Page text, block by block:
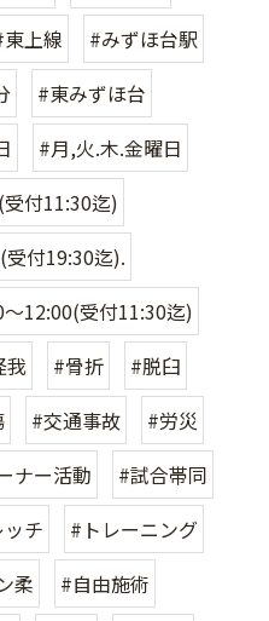
上線
#みずほ台駅
#東みずほ台
#月,火.木.金曜日
付11:30迄)
付19:30迄).
12:00(受付11:30迄)
我 #骨折
#脱臼
#交通事故
#労災
ナー活動
#試合帯同
チ
#トレーニング
柔
#自由施術